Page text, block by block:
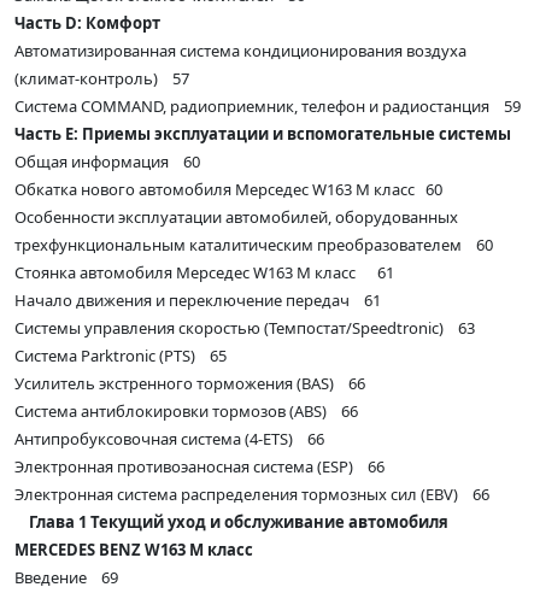
Часть D: Комфорт
Автоматизированная система кондиционирования воздуха
(климат-контроль) 57
Система COMMAND, радиоприемник, телефон и радиостанция 59
Часть Е: Приемы эксплуатации и вспомогательные системы
Общая информация 60
Обкатка нового автомобиля Мерседес W163 M класс 60
Особенности эксплуатации автомобилей, оборудованных
трехфункциональным каталитическим преобразователем 60
Стоянка автомобиля Мерседес W163 M класс 61
Начало движения и переключение передач 61
Системы управления скоростью (Темпостат/Speedtronic) 63
Система Parktronic (PTS) 65
Усилитель экстренного торможения (BAS) 66
Система антиблокировки тормозов (ABS) 66
Антипробуксовочная система (4-ETS) 66
Электронная противоэаносная система (ESP) 66
Электронная система распределения тормозных сил (EBV) 66
Глава 1 Текущий уход и обслуживание автомобиля
MERCEDES BENZ W163 M класс
Введение 69